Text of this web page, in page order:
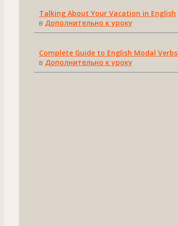
Talking About Your Vacation in English
в Дополнительно к уроку
Complete Guide to English Modal Verbs
в Дополнительно к уроку